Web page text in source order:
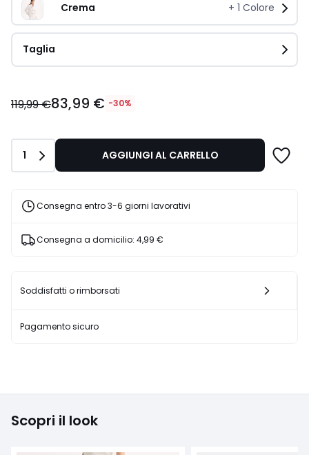
Crema + 1 Colore
Taglia
€
30%
sconto
applicato.
119,99 €83,99 € -30%
Quantità
1 AGGIUNGI AL CARRELLO
Consegna entro 3-6 giorni lavorativi
Consegna a domicilio: 4,99 €
Soddisfatti o rimborsati
Pagamento sicuro
Scopri il look